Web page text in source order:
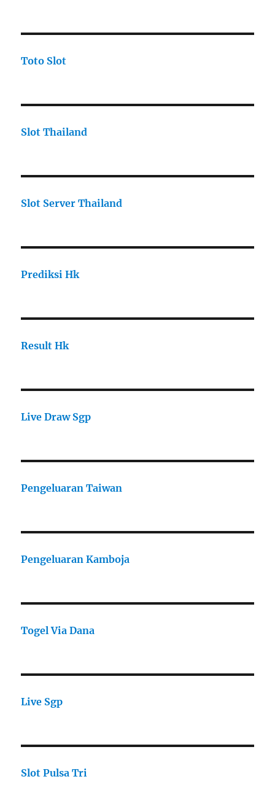
Toto Slot
Slot Thailand
Slot Server Thailand
Prediksi Hk
Result Hk
Live Draw Sgp
Pengeluaran Taiwan
Pengeluaran Kamboja
Togel Via Dana
Live Sgp
Slot Pulsa Tri